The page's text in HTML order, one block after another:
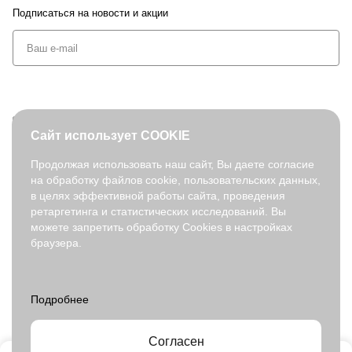
Подписаться на новости и акции
© 2026. fabretti.ru. Все права защищены
На информационном ресурсе применяются
рекомендательные
технологии .
Все ресурсы сайта fabretti.ru, включая (но не ограничиваясь)
прав на интеллектуальную собственность, защищены российским
Сайт использует COOKIE
Продолжая использовать наш сайт, Вы даете согласие
на обработку файлов cookie, пользовательских данных,
в целях эффективной работы сайта, проведения
ретаргетинга и статистических исследований. Вы
можете запретить обработку Cookies в настройках
браузера.
Согласен